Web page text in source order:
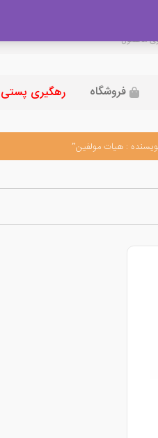
فروشگاه رهگیری پستی
: هیات مولفین”